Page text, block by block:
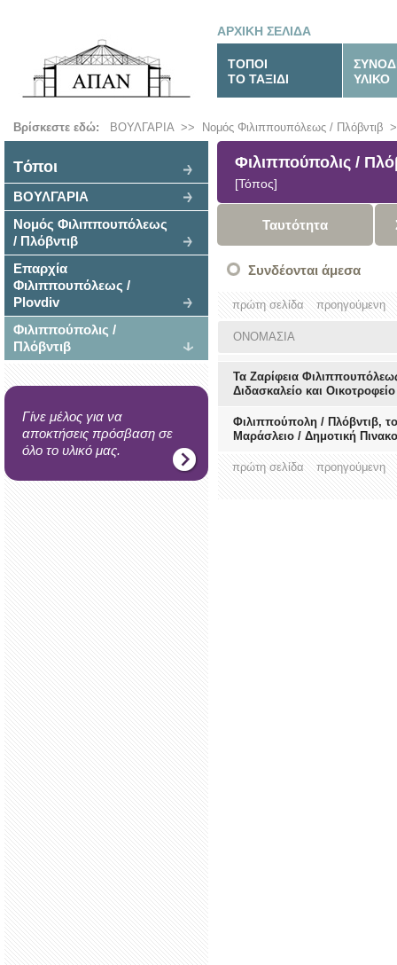
ΑΡΧΙΚΗ ΣΕΛΙΔΑ
ΤΟΠΟΙ
ΤΟ ΤΑΞΙΔΙ
ΥΛΙΚΟ
Βρίσκεστε εδώ: ΒΟΥΛΓΑΡΙΑ>> Νομός Φιλιππουπόλεως / Πλόβντιβ
Tόποι
ΒΟΥΛΓΑΡΙΑ
Νομός Φιλιππουπόλεως
/ Πλόβντιβ
Επαρχία
Φιλιππουπόλεως /
Plovdiv
Φιλιππούπολις /
Πλόβντιβ
Γίνε μέλος για να
αποκτήσεις πρόσβαση σε
όλο το υλικό μας.
Φιλιππούπολις /
[Τόπος]
Ταυτότητα
Συνδέονται άμεσα
πρώτη σελίδα προηγούμενη
ΟΝΟΜΑΣΙΑ
Τα Ζαρίφεια
Διδασκαλείο και Οικοτροφείο
Φιλιππούπολη / Πλόβντιβ,
Μαράσλειο / Δημοτική
πρώτη σελίδα προηγούμενη